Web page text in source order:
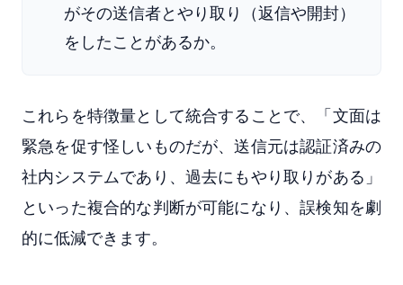
がその送信者とやり取り（返信や開封）
をしたことがあるか。
これらを特徴量として統合することで、「文面は
緊急を促す怪しいものだが、送信元は認証済みの
社内システムであり、過去にもやり取りがある」
といった複合的な判断が可能になり、誤検知を劇
的に低減できます。